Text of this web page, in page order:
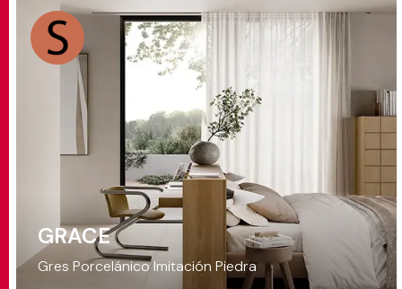
GRACE
Gres Porcelánico Imitación Piedra